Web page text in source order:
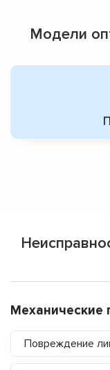
Модели
Механические
Повреждение